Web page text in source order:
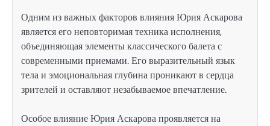
Одним из важных факторов влияния Юрия Аскарова
является его неповторимая техника исполнения,
объединяющая элементы классического балета с
современными приемами. Его выразительный язык
тела и эмоциональная глубина проникают в сердца
зрителей и оставляют незабываемое впечатление.
Особое влияние Юрия Аскарова проявляется на